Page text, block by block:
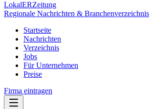
LokalERZeitung
Regionale Nachrichten & Branchenverzeichnis
Startseite
Nachrichten
Verzeichnis
Jobs
Für Unternehmen
Preise
Firma eintragen